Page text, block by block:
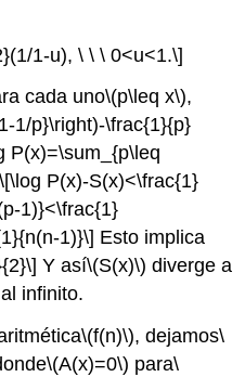
1-u), \ \ \ 0<u<1.\]
cada uno\(p\leq x\),
1/p}\right)-\frac{1}{p}
P(x)=\sum_{p\leq
\[\log P(x)-S(x)<\frac{1}
1)}<\frac{1}
1)}\] Esto implica
Y así\(S(x)\) diverge a
infinito.
\(f(n)\), dejamos\
\(A(x)=0\) para\